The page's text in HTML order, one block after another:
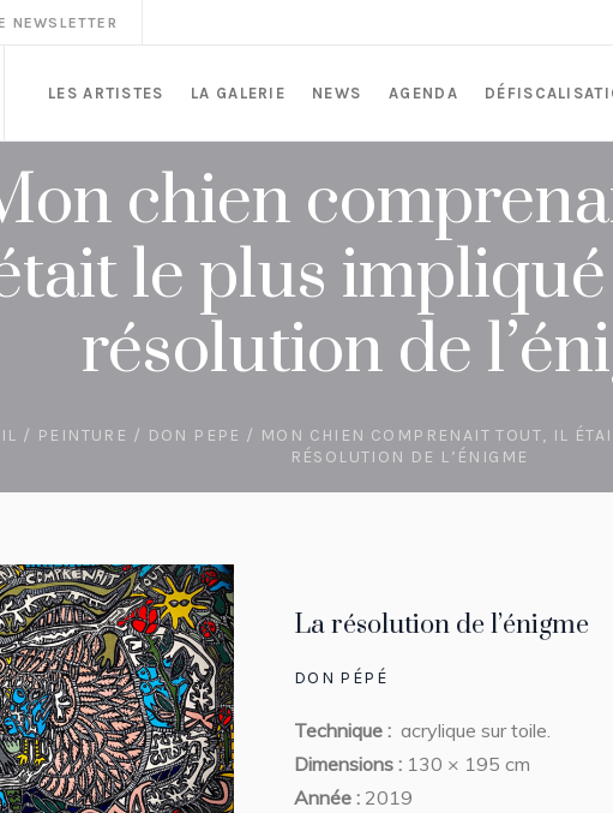
NEWSLETTER
LES ARTISTES LA GALERIE NEWS AGENDA
chien
le plus
résolution de
/ PEINTURE / DON PEPE / MON CHIEN COMPRENAIT TOUT, IL
RÉSOLUTION DE L’ÉNIGME
La résolution de l’énigme
DON PÉPÉ
Technique : acrylique sur toile.
Dimensions :130 × 195 cm
Année :2019